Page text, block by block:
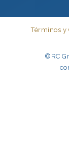
Términos y
©RC